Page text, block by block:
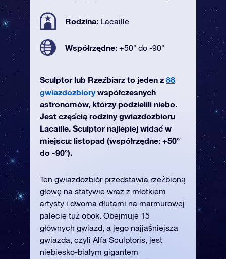
Rodzina: Lacaille
Współrzędne: +50° do -90°
Sculptor lub Rzeźbiarz to jeden z 88
gwiazdozbiorywspółczesnych
astronomów, którzy podzielili niebo.
Jest częścią rodziny gwiazdozbioru
Lacaille. Sculptor najlepiej widać w
miejscu: listopad (współrzędne: +50°
do -90°).
Ten gwiazdozbiór przedstawia rzeźbioną
głowę na statywie wraz z młotkiem
artysty i dwoma dłutami na marmurowej
palecie tuż obok. Obejmuje 15
głównych gwiazd, a jego najjaśniejsza
gwiazda, czyli Alfa Sculptoris, jest
niebiesko-białym gigantem